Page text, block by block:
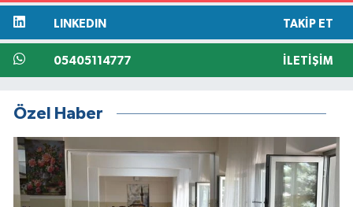
LINKEDIN TAKIP ET
05405114777 İLETIŞIM
Özel Haber